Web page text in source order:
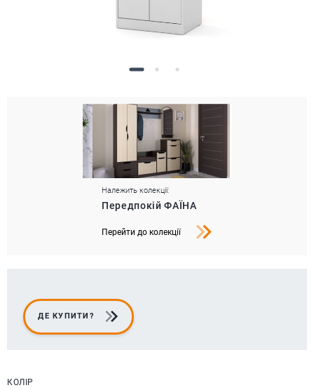
Належить колекції:
Передпокій ФАЇНА
Перейти до колекції
ДЕ КУПИТИ?
КОЛІР